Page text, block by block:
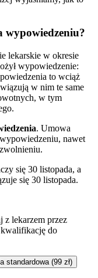
wypowiedzeniu?
lekarskie w okresie
wypowiedzenie:
to wciąż
w nim te same
w tym
. Umowa
nawet
się 30 listopada, a
się 30 listopada.
z lekarzem przez
do
standardowa (99 zł)